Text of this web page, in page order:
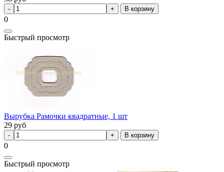
В корзину
0
Быстрый просмотр
Вырубка Рамочки квадратные, 1 шт
29 руб
В корзину
0
Быстрый просмотр